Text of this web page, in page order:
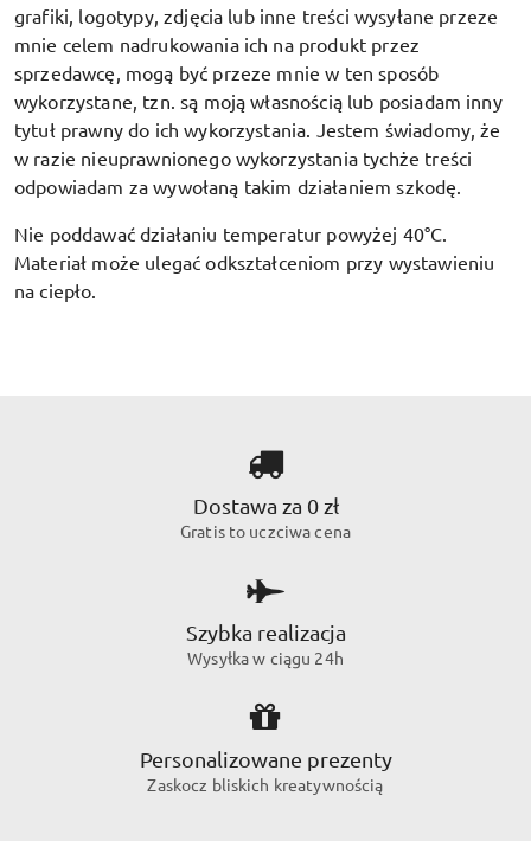
grafiki, logotypy, zdjęcia lub inne treści wysyłane przeze
mnie celem nadrukowania ich na produkt przez
sprzedawcę, mogą być przeze mnie w ten sposób
wykorzystane, tzn. są moją własnością lub posiadam inny
tytuł prawny do ich wykorzystania. Jestem świadomy, że
w razie nieuprawnionego wykorzystania tychże treści
odpowiadam za wywołaną takim działaniem szkodę.
Nie poddawać działaniu temperatur powyżej 40°C.
Materiał może ulegać odkształceniom przy wystawieniu
na ciepło.
Dostawa za 0 zł
Gratis to uczciwa cena
Szybka realizacja
Wysyłka w ciągu 24h
Personalizowane prezenty
Zaskocz bliskich kreatywnością